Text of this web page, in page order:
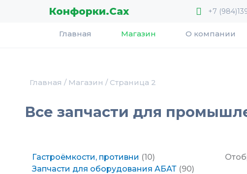
Конфорки.Сах +7
Главная Магазин О компании
Главная / Магазин / Страница 2
Все запчасти для
Гастроёмкости, противни 1010
товаров
Запчасти для оборудования АБАТ 90товаров
товара
товара
6
товаров
1
товар
8
товаров
6
товаров
7
товаров
16
товаров
48
товаров
12
товаров
товар